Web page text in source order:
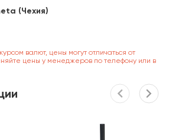
(Чехия)
валют, цены могут отличаться от
цены у менеджеров по телефону или в